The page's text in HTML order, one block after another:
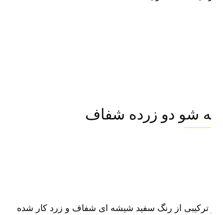
شو دو زرده شفاف
ترکیبی از رنگ سفید شیشه ای شفاف و زرد کار شده